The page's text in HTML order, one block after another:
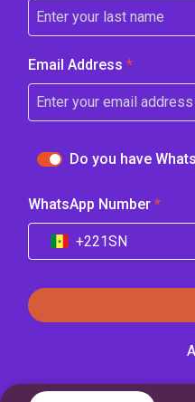
Email Address *
Do you have
WhatsApp Number *
+221SN